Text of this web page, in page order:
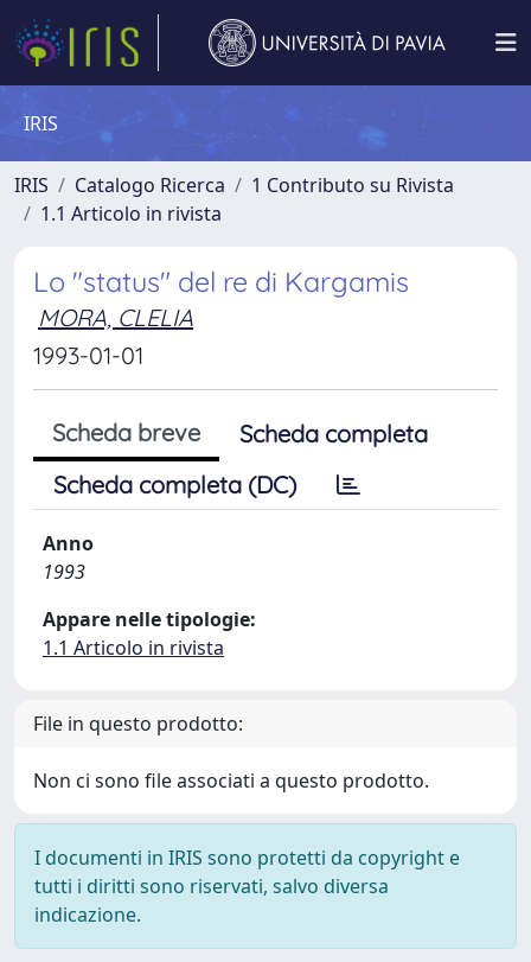
IRIS
IRIS Catalogo Ricerca
1 Contributo su Rivista
1.1 Articolo in rivista
Lo "status" del re di Kargamis
MORA, CLELIA
1993-01-01
Scheda breve
Scheda completa
Scheda completa (DC)
Anno
1993
Appare nelle tipologie:
1.1 Articolo in rivista
File in questo prodotto:
Non ci sono file associati a questo prodotto.
I documenti in IRIS sono protetti da copyright e
tutti i diritti sono riservati, salvo diversa
indicazione.